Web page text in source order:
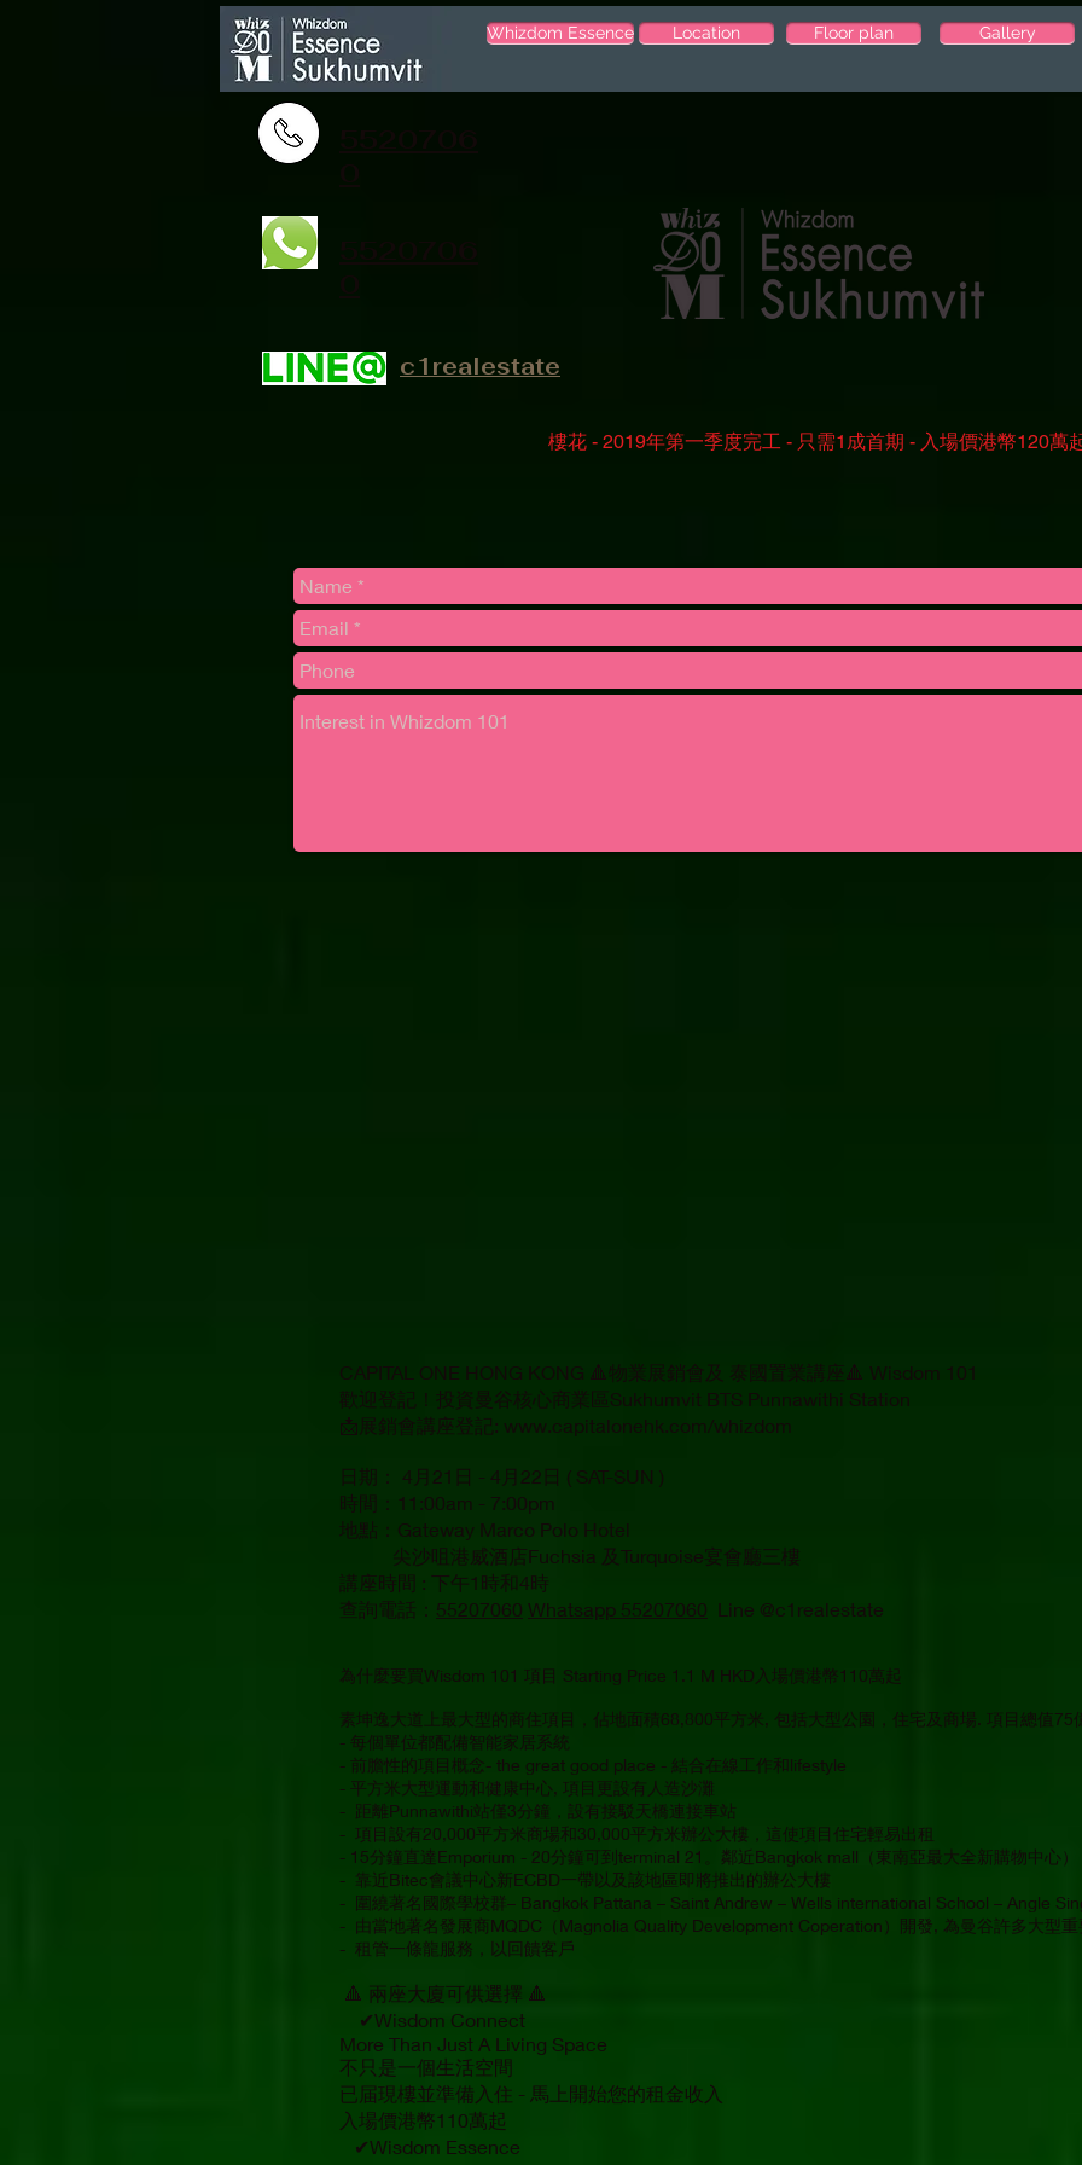
Whizdom Essence Location Floor plan Gallery
c1realestate
樓花 - 2019年第一季度完工 - 只需1成首期 - 入場價港幣120萬
CAPITAL ONE HONG KONG 🔺物業展銷會及 泰國置業講座🔺 Wisdom 101
歡迎登記！投資曼谷核心商業區Sukhumvit BTS Punnawithi Station
📩展銷會講座登記: www.capitalonehk.com/whizdom
日期： 4月21日 - 4月22日 ( SAT-SUN )
時間：11:00am - 7:00pm
地點：Gateway Marco Polo Hotel
尖沙咀港威酒店Fuchsia 及Turquoise宴會廳三樓
講座時間 : 下午1時和4時
查詢電話： 55207060 Whatsapp 55207060 Line @c1realestate
為什麼要買Wisdom 101 項目 Starting Price 1.1 M HKD入場價港幣110萬起
素坤逸大道上最大型的商住項目，佔地面積68,800平方米, 包括大型公園，住宅及商場. 項目總值75
- 每個單位都配備智能家居系統
- 前膽性的項目概念- the great good place - 結合在線工作和lifestyle
- 平方米大型運動和健康中心, 項目更設有人造沙灘
- 距離Punnawithi站僅3分鐘，設有接駁天橋連接車站
- 項目設有20,000平方米商場和30,000平方米辦公大樓，這使項目住宅輕易出租
- 15分鐘直達Emporium - 20分鐘可到terminal 21。鄰近Bangkok mall（東南亞最大全新購物中心）
- 靠近Bitec會議中心新ECBD一帶以及該地區即將推出的辦公大樓
- 圍繞著名國際學校群– Bangkok Pattana – Saint Andrew – Wells international School – Angle
- 由當地著名發展商MQDC（Magnolia Quality Development Coperation）開發, 為曼谷許多大型
- 租管一條龍服務，以回饋客戶
🔺 兩座大廈可供選擇 🔺
✔Wisdom Connect
More Than Just A Living Space
不只是一個生活空間
已届現樓並準備入住 - 馬上開始您的租金收入
入場價港幣110萬起
✔Wisdom Essence